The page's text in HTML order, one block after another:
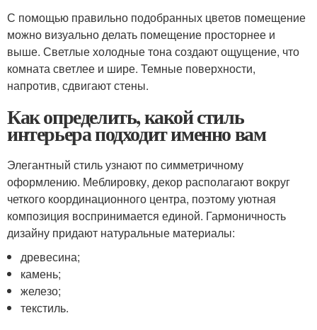
С помощью правильно подобранных цветов помещение
можно визуально делать помещение просторнее и
выше. Светлые холодные тона создают ощущение, что
комната светлее и шире. Темные поверхности,
напротив, сдвигают стены.
Как определить, какой стиль
интерьера подходит именно вам
Элегантный стиль узнают по симметричному
оформлению. Меблировку, декор располагают вокруг
четкого координационного центра, поэтому уютная
композиция воспринимается единой. Гармоничность
дизайну придают натуральные материалы:
древесина;
камень;
железо;
текстиль.